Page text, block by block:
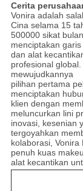
Cerita
Vonira adalah
Cina selama 15
500000 sikat
menciptakan
dan alat
profesional global.
mewujudkannya
pilihan pertama
menciptakan
klien dengan
meluncurkan lini
inovasi, kesenian
tergoyahkan
kolaborasi,
penuh kuas
alat kecantikan